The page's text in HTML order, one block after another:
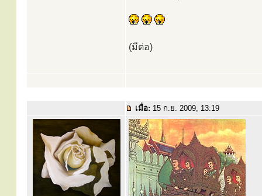
(มีต่อ)
เมื่อ: 15 ก.ย. 2009, 13:19